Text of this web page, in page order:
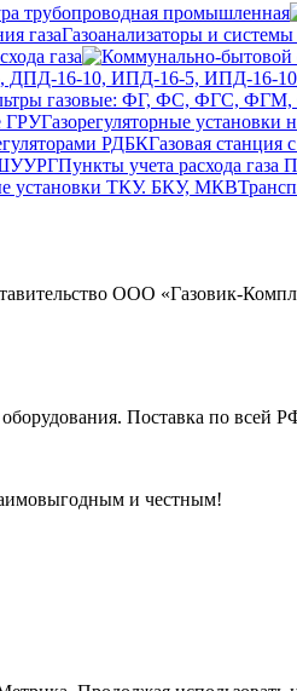
трубопроводная промышленная
Газоанализаторы и
газа
газовые: ФГ, ФС, ФГС,
Газорегуляторные установки
Газовая
Пункты учета расхода
ООО «Газовик-
Поставка по всей
и честным!